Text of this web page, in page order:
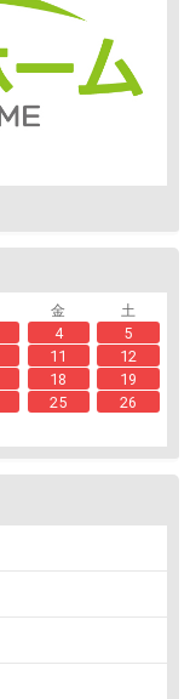
金
土
4
5
11
12
18
19
25
26